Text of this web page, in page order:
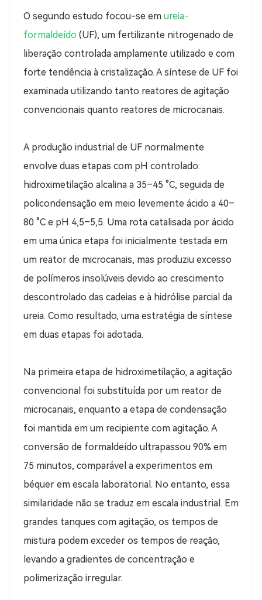
O segundo estudo focou-se em ureia-
formaldeído (UF), um fertilizante nitrogenado de
liberação controlada amplamente utilizado e com
forte tendência à cristalização. A síntese de UF foi
examinada utilizando tanto reatores de agitação
convencionais quanto reatores de microcanais.
A produção industrial de UF normalmente
envolve duas etapas com pH controlado:
hidroximetilação alcalina a 35–45 °C, seguida de
policondensação em meio levemente ácido a 40–
80 °C e pH 4,5–5,5. Uma rota catalisada por ácido
em uma única etapa foi inicialmente testada em
um reator de microcanais, mas produziu excesso
de polímeros insolúveis devido ao crescimento
descontrolado das cadeias e à hidrólise parcial da
ureia. Como resultado, uma estratégia de síntese
em duas etapas foi adotada.
Na primeira etapa de hidroximetilação, a agitação
convencional foi substituída por um reator de
microcanais, enquanto a etapa de condensação
foi mantida em um recipiente com agitação. A
conversão de formaldeído ultrapassou 90% em
75 minutos, comparável a experimentos em
béquer em escala laboratorial. No entanto, essa
similaridade não se traduz em escala industrial. Em
grandes tanques com agitação, os tempos de
mistura podem exceder os tempos de reação,
levando a gradientes de concentração e
polimerização irregular.